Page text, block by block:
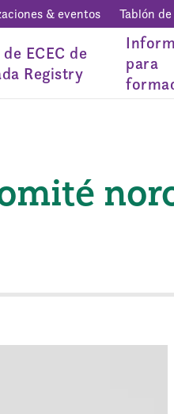
& eventos Tablón
ECEC de
Registry
para